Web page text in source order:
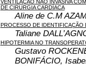
VENTILAÇÃO NÃO INVASIVA
DE CIRURGIA CARDÍACA
Aline de C.M
PROCESSO DE IDENTIFICAÇÃO
Taliane
HIPOTERMIA NO
Gustavo
BONIFÁCIO,